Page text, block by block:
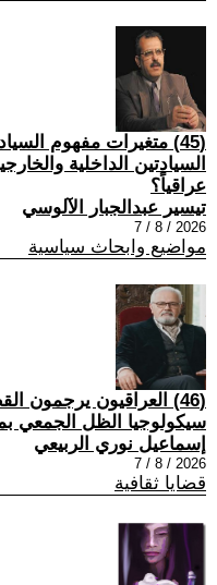
(45) متغيرات مفهوم
السيادتين الداخلية
عراقياً؟
تيسير عبدالجبار الآلوسي
2026 / 8 / 7
مواضيع وابحاث سياسية
(46) العراقيون يرجمون
سيكولوجيا الظل الجمعي
إسماعيل نوري الربيعي
2026 / 8 / 7
قضايا ثقافية